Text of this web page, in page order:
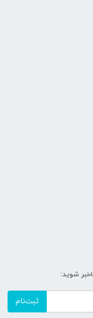
شوید:
ثبت‌نام